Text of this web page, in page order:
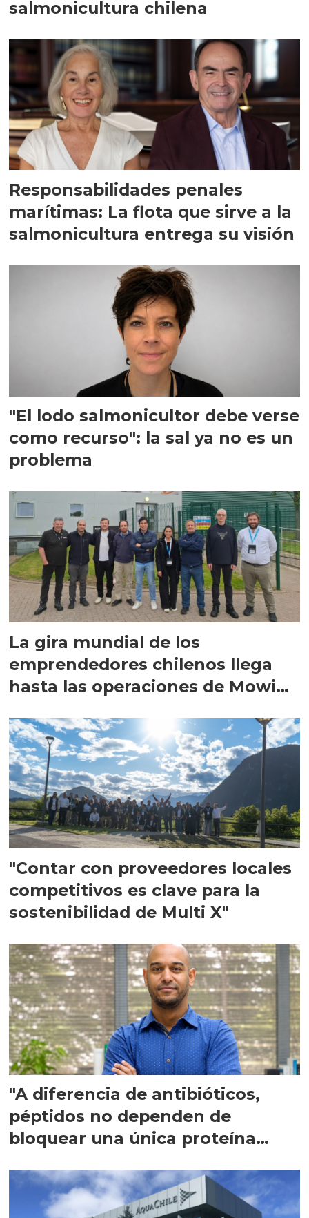
salmonicultura chilena
Responsabilidades penales
marítimas: La flota que sirve a la
salmonicultura entrega su visión
"El lodo salmonicultor debe verse
como recurso": la sal ya no es un
problema
La gira mundial de los
emprendedores chilenos llega
hasta las operaciones de Mowi
"Contar con proveedores locales
competitivos es clave para la
sostenibilidad de Multi X"
"A diferencia de antibióticos,
péptidos no dependen de
bloquear una única proteína